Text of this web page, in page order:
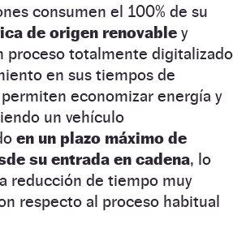
consumen el 100% de su
de origen renovable y
proceso totalmente digitalizado
en sus tiempos de
economizar energía y
un vehículo
en un plazo máximo de
su entrada en cadena, lo
reducción de tiempo muy
respecto al proceso habitual